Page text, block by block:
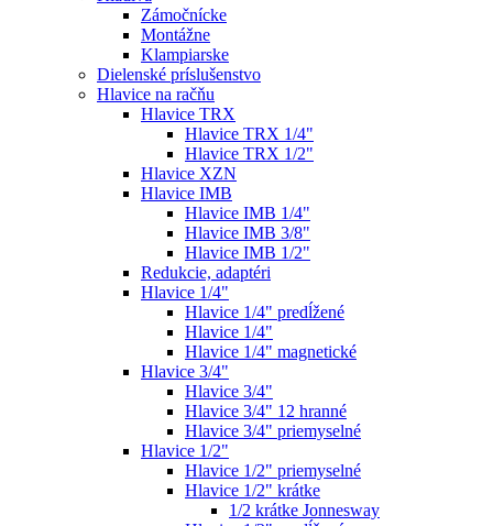
Zámočnícke
Montážne
Klampiarske
Dielenské príslušenstvo
Hlavice na račňu
Hlavice TRX
Hlavice TRX 1/4"
Hlavice TRX 1/2"
Hlavice XZN
Hlavice IMB
Hlavice IMB 1/4"
Hlavice IMB 3/8"
Hlavice IMB 1/2"
Redukcie, adaptéri
Hlavice 1/4"
Hlavice 1/4" predĺžené
Hlavice 1/4"
Hlavice 1/4" magnetické
Hlavice 3/4"
Hlavice 3/4"
Hlavice 3/4" 12 hranné
Hlavice 3/4" priemyselné
Hlavice 1/2"
Hlavice 1/2" priemyselné
Hlavice 1/2" krátke
1/2 krátke Jonnesway